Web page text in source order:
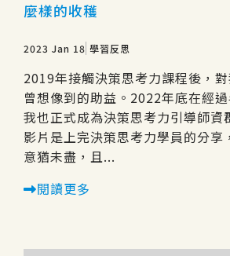
麼樣的收穫
2023 Jan 18 學習反思
2019年接觸決策思考力課程後，
曾想像到的助益。2022年底在經過
我也正式成為決策思考力引導師資
影片是上完決策思考力學員的分享
意猶未盡，且...
閱讀更多